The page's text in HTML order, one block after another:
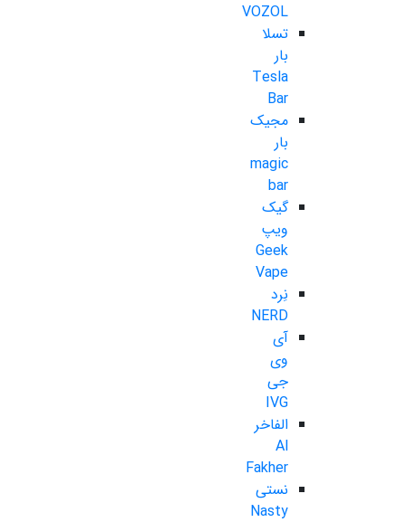
VOZOL
تسلا
بار
Tesla
Bar
مجیک
بار
magic
bar
گیک
ویپ
Geek
Vape
نِرد
NERD
آی
وی
جی
IVG
الفاخر
Al
Fakher
نستی
Nasty